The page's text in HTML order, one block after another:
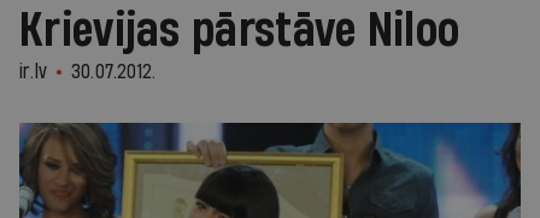
Krievijas pārstāve Niloo
ir.lv 30.07.2012.